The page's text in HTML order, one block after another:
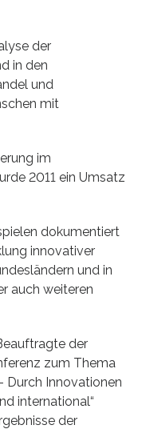
der
in den
und
mit
im
2011 ein Umsatz
dokumentiert
innovativer
und in
auch weiteren
der
zum Thema
Durch Innovationen
international“
der